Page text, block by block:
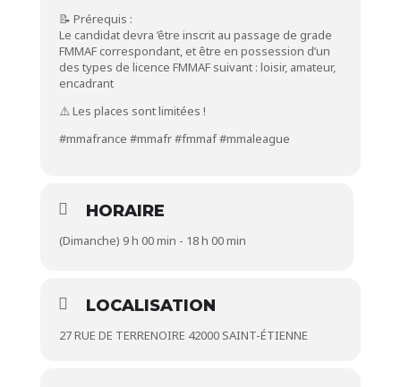
📝 Prérequis :
Le candidat devra ‘être inscrit au passage de grade
FMMAF correspondant, et être en possession d’un
des types de licence FMMAF suivant : loisir, amateur,
encadrant
⚠️ Les places sont limitées !
#mmafrance #mmafr#fmmaf#mmaleague
HORAIRE
(Dimanche) 9 h 00 min - 18 h 00 min
LOCALISATION
27 RUE DE TERRENOIRE 42000 SAINT-ÉTIENNE